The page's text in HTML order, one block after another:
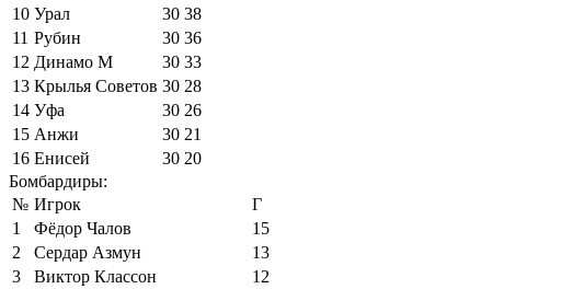
10 Урал 30 38
11 Рубин 30 36
12 Динамо М 30 33
13 Крылья Советов 30 28
14 Уфа 30 26
15 Анжи 30 21
16 Енисей 30 20
Бомбардиры:
№ Игрок
Г
1
Фёдор Чалов
15
2
Сердар Азмун
13
3
Виктор Классон
12